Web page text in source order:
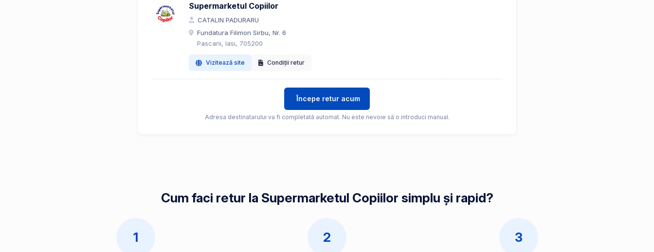
Supermarketul Copiilor
CATALIN PADURARU
Fundatura Filimon Sirbu, Nr. 6
Pascani, Iasi, 705200
Vizitează site Condiții retur
Începe retur acum
Adresa destinatarului va fi completată automat. Nu este nevoie să o introduci manual.
Cum faci retur la Supermarketul Copiilor simplu și rapid?
1 2 3